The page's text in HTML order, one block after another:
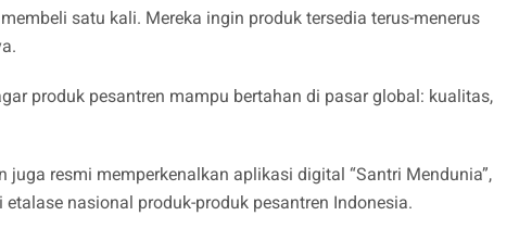
satu kali. Mereka ingin produk tersedia terus-menerus
produk pesantren mampu bertahan di pasar global: kualitas,
juga resmi memperkenalkan aplikasi digital “Santri Mendunia”,
nasional produk-produk pesantren Indonesia.